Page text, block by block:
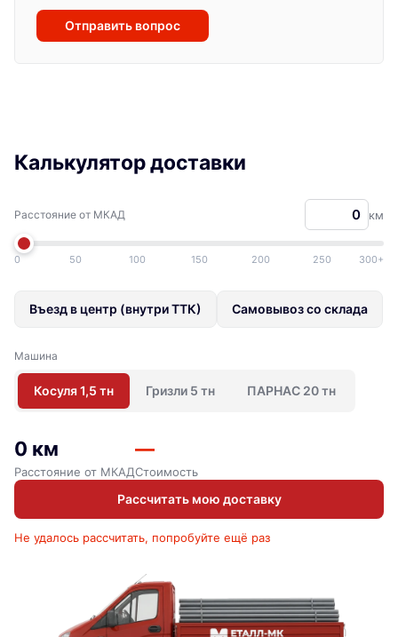
Отправить вопрос
Калькулятор доставки
Расстояние от МКАД км
0 50 100 150 200 250 300+
Въезд в центр (внутри ТТК) Самовывоз со склада
Машина
Косуля 1,5 тн Гризли 5 тн ПАРНАС 20 тн
0 км
Расстояние от МКАД
—
Стоимость
Рассчитать мою доставку
Не удалось рассчитать, попробуйте ещё раз